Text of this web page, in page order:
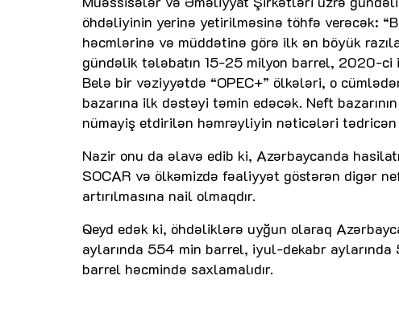
öhdəliyinin yerinə yetirilməsinə töhfə verəcək:
həcmlərinə və müddətinə görə ilk ən böyük
gündəlik tələbatın 15-25 milyon barrel, 2020-ci
Belə bir vəziyyətdə “OPEC+” ölkələri, o
bazarına ilk dəstəyi təmin edəcək. Neft
nümayiş etdirilən həmrəyliyin nəticələri
Nazir onu da əlavə edib ki, Azərbaycanda
SOCAR və ölkəmizdə fəaliyyət göstərən digər
artırılmasına nail olmaqdır.
Qeyd edək ki, öhdəliklərə uyğun olaraq
aylarında 554 min barrel, iyul-dekabr
barrel həcmində saxlamalıdır.